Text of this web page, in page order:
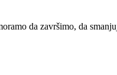
da završimo, da